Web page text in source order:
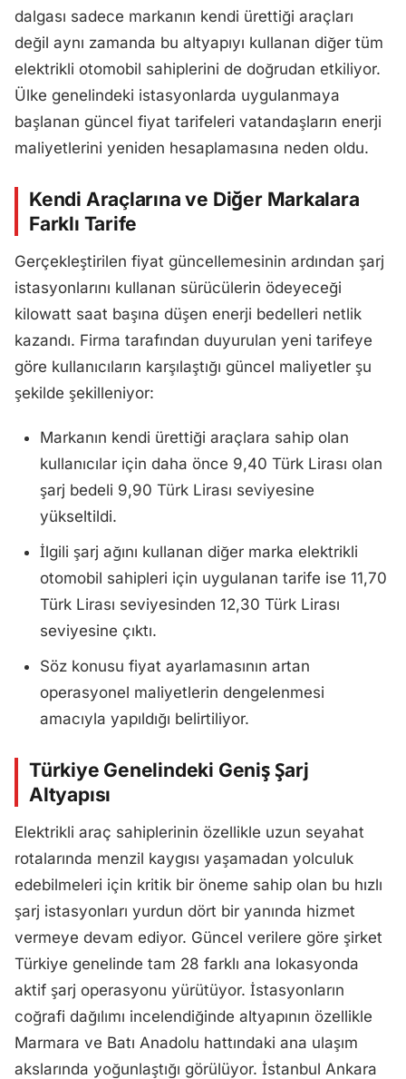
dalgası sadece markanın kendi ürettiği araçları
değil aynı zamanda bu altyapıyı kullanan diğer tüm
elektrikli otomobil sahiplerini de doğrudan etkiliyor.
Ülke genelindeki istasyonlarda uygulanmaya
başlanan güncel fiyat tarifeleri vatandaşların enerji
maliyetlerini yeniden hesaplamasına neden oldu.
Kendi Araçlarına ve Diğer Markalara
Farklı Tarife
Gerçekleştirilen fiyat güncellemesinin ardından şarj
istasyonlarını kullanan sürücülerin ödeyeceği
kilowatt saat başına düşen enerji bedelleri netlik
kazandı. Firma tarafından duyurulan yeni tarifeye
göre kullanıcıların karşılaştığı güncel maliyetler şu
şekilde şekilleniyor:
Markanın kendi ürettiği araçlara sahip olan
kullanıcılar için daha önce 9,40 Türk Lirası olan
şarj bedeli 9,90 Türk Lirası seviyesine
yükseltildi.
İlgili şarj ağını kullanan diğer marka elektrikli
otomobil sahipleri için uygulanan tarife ise 11,70
Türk Lirası seviyesinden 12,30 Türk Lirası
seviyesine çıktı.
Söz konusu fiyat ayarlamasının artan
operasyonel maliyetlerin dengelenmesi
amacıyla yapıldığı belirtiliyor.
Türkiye Genelindeki Geniş Şarj
Altyapısı
Elektrikli araç sahiplerinin özellikle uzun seyahat
rotalarında menzil kaygısı yaşamadan yolculuk
edebilmeleri için kritik bir öneme sahip olan bu hızlı
şarj istasyonları yurdun dört bir yanında hizmet
vermeye devam ediyor. Güncel verilere göre şirket
Türkiye genelinde tam 28 farklı ana lokasyonda
aktif şarj operasyonu yürütüyor. İstasyonların
coğrafi dağılımı incelendiğinde altyapının özellikle
Marmara ve Batı Anadolu hattındaki ana ulaşım
akslarında yoğunlaştığı görülüyor. İstanbul Ankara